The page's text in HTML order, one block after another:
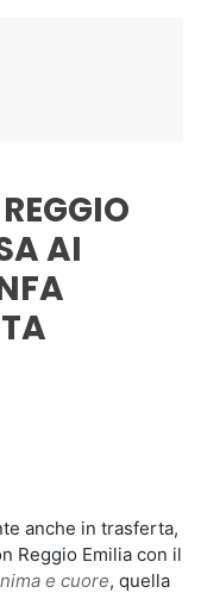
AI
anche in trasferta,
Reggio Emilia con il
e cuore, quella